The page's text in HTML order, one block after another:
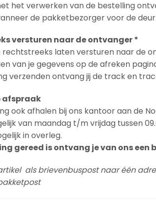
het verwerken van de bestelling
de pakketbezorger voor de
versturen naar de ontvanger *
rechtstreeks laten versturen naar de
van je gegevens op de afreken
verzenden ontvang jij de track en
afspraak
ook afhalen bij ons kantoor aan de
van maandag t/m vrijdag tussen
in overleg.
gereed is ontvang je van ons
als brievenbuspost naar één